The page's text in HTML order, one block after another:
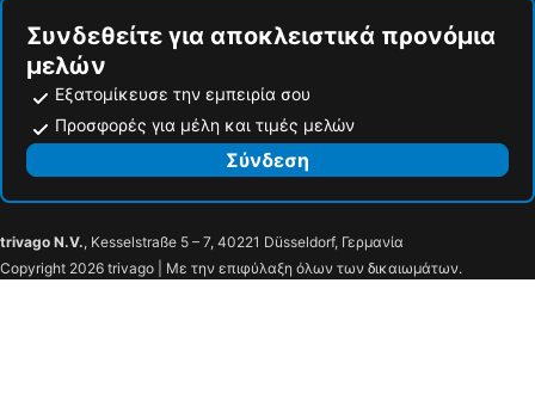
Συνδεθείτε για αποκλειστικά προνόμια
μελών
Εξατομίκευσε την εμπειρία σου
Προσφορές για μέλη και τιμές μελών
Σύνδεση
trivago N.V., Kesselstraße 5 – 7, 40221 Düsseldorf, Γερμανία
Copyright 2026 trivago | Με την επιφύλαξη όλων των δικαιωμάτων.